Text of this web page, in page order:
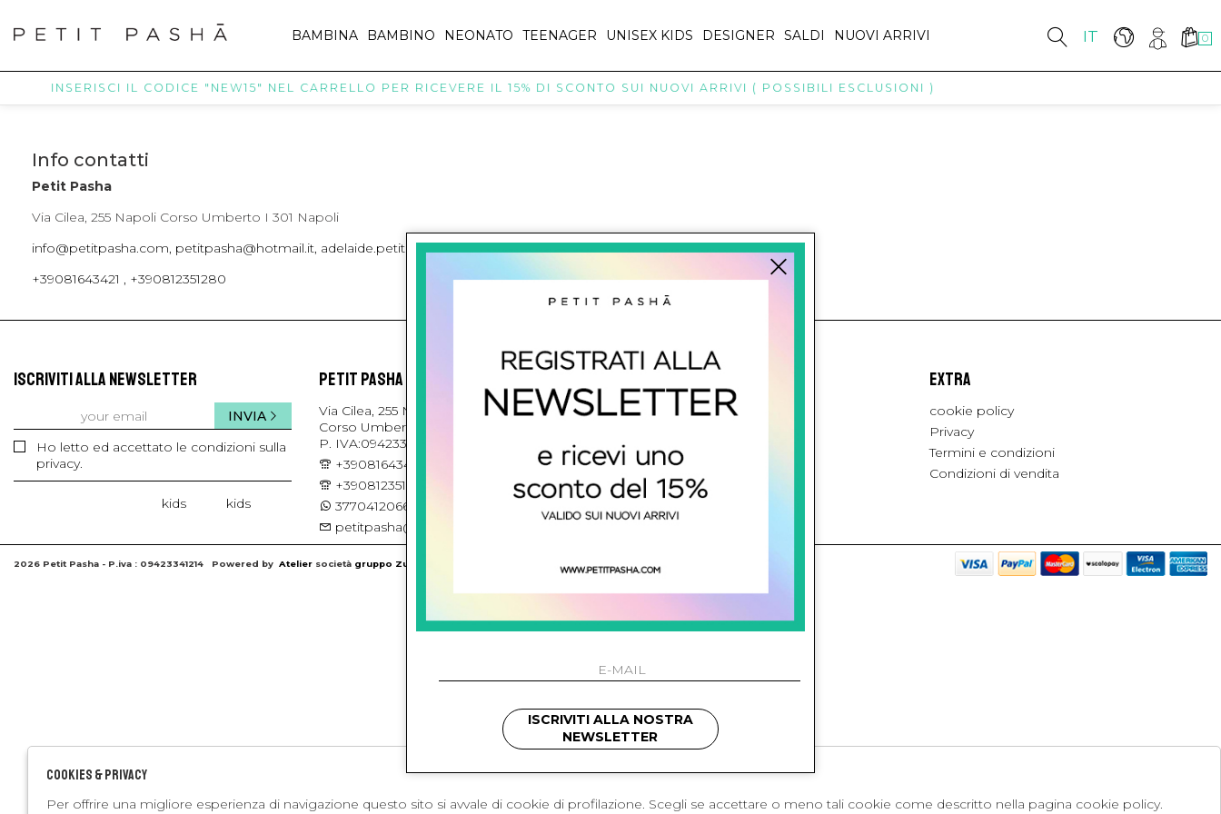
IT 0
BAMBINA BAMBINO NEONATO TEENAGER UNISEX KIDS DESIGNER SALDI NUOVI ARRIVI
INSERISCI IL CODICE "NEW15" NEL CARRELLO PER RICEVERE IL 15% DI SCONTO SUI NUOVI ARRIVI ( POSSIBILI ESCLUSIONI )
Info contatti
Petit Pasha
Via Cilea, 255 Napoli Corso Umberto I 301 Napoli
info@petitpasha.com, petitpasha@hotmail.it, adelaide.petitpasha@hotmail.com
+39081643421 , +390812351280
ISCRIVITI ALLA NEWSLETTER
Ho letto ed accettato le condizioni sulla
privacy.
INVIA
kids kids
PETIT PASHA
Via Cilea, 255 Napoli
Corso Umberto I 301 Napoli - Italia
P. IVA:09423341214
+39081643421
+390812351280
3770412066 , 3397314295
petitpasha@hotmail.it
L'azienda
Contatti
Pagamenti
Spedizione
EXTRA
cookie policy
Privacy
Termini e condizioni
Condizioni di vendita
2026 Petit Pasha - P.iva : 09423341214 Powered by Atelier società gruppo Zucchetti
ISCRIVITI ALLA NOSTRA
NEWSLETTER
Cookies & Privacy
Per offrire una migliore esperienza di navigazione questo sito si avvale di cookie di profilazione. Scegli se accettare o meno tali cookie come descritto nella pagina cookie policy.